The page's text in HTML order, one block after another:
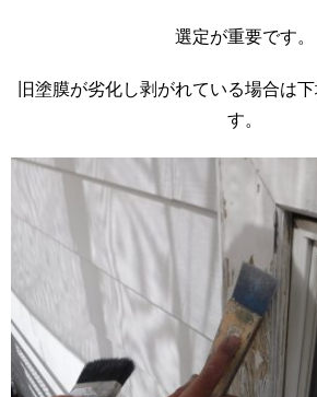
選定が重要です。
旧塗膜が劣化し剥がれている場合は
す。